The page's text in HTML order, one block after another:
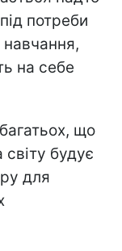
потреби
навчання,
на себе
що
світу будує
для